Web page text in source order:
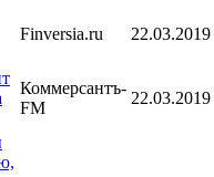
Finversia.ru 22.03.2019
Коммерсантъ-
FM
22.03.2019